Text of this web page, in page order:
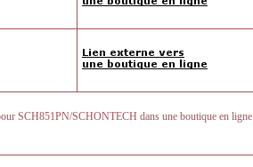
SCH851PN/SCHONTECH dans une boutique en ligne